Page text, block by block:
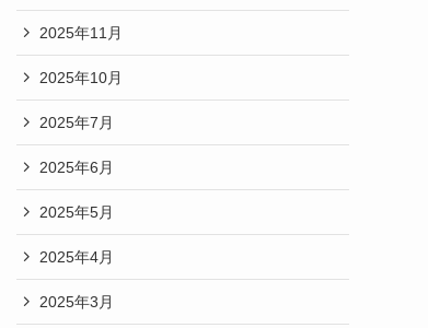
2025年11月
2025年10月
2025年7月
2025年6月
2025年5月
2025年4月
2025年3月